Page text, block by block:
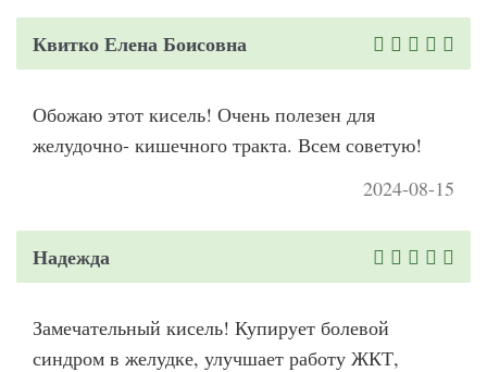
Квитко Елена Боисовна
Обожаю этот кисель! Очень полезен для
желудочно- кишечного тракта. Всем советую!
2024-08-15
Надежда
Замечательный кисель! Купирует болевой
синдром в желудке, улучшает работу ЖКТ,